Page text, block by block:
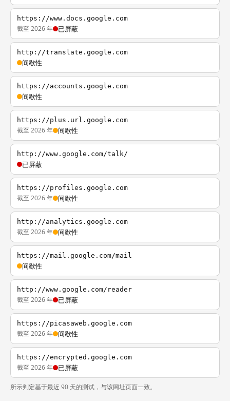
https://www.docs.google.com
截至 2026 年 已屏蔽
http://translate.google.com
间歇性
https://accounts.google.com
间歇性
https://plus.url.google.com
截至 2026 年 间歇性
http://www.google.com/talk/
已屏蔽
https://profiles.google.com
截至 2026 年 间歇性
http://analytics.google.com
截至 2026 年 间歇性
https://mail.google.com/mail
间歇性
http://www.google.com/reader
截至 2026 年 已屏蔽
https://picasaweb.google.com
截至 2026 年 间歇性
https://encrypted.google.com
截至 2026 年 已屏蔽
所示判定基于最近 90 天的测试，与该网址页面一致。